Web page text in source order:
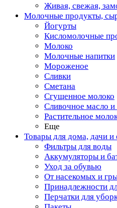
Живая, свежая,
Молочные продукты,
Йогурты
Кисломолочные
Молоко
Молочные напитки
Мороженое
Сливки
Сметана
Сгущенное молоко
Сливочное масло
Растительное
Еще
Товары для дома, дачи и
Фильтры для воды
Аккумуляторы и
Уход за обувью
От насекомых и
Принадлежности
Перчатки для